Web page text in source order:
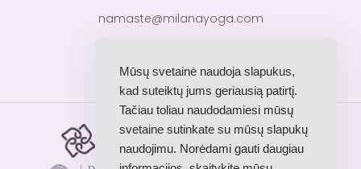
namaste@milanayoga.com
Yoga Alliance
RYS · akredituota mokykla
Mūsų svetainė naudoja slapukus,
kad suteiktų jums geriausią patirtį.
Tačiau toliau naudodamiesi mūsų
svetaine sutinkate su mūsų slapukų
naudojimu. Norėdami gauti daugiau